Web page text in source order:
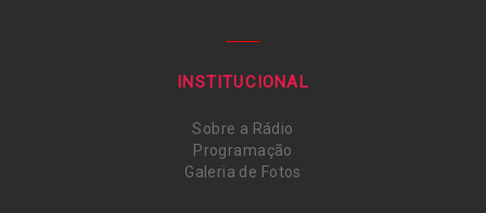
INSTITUCIONAL
Sobre a Rádio
Programação
Galeria de Fotos